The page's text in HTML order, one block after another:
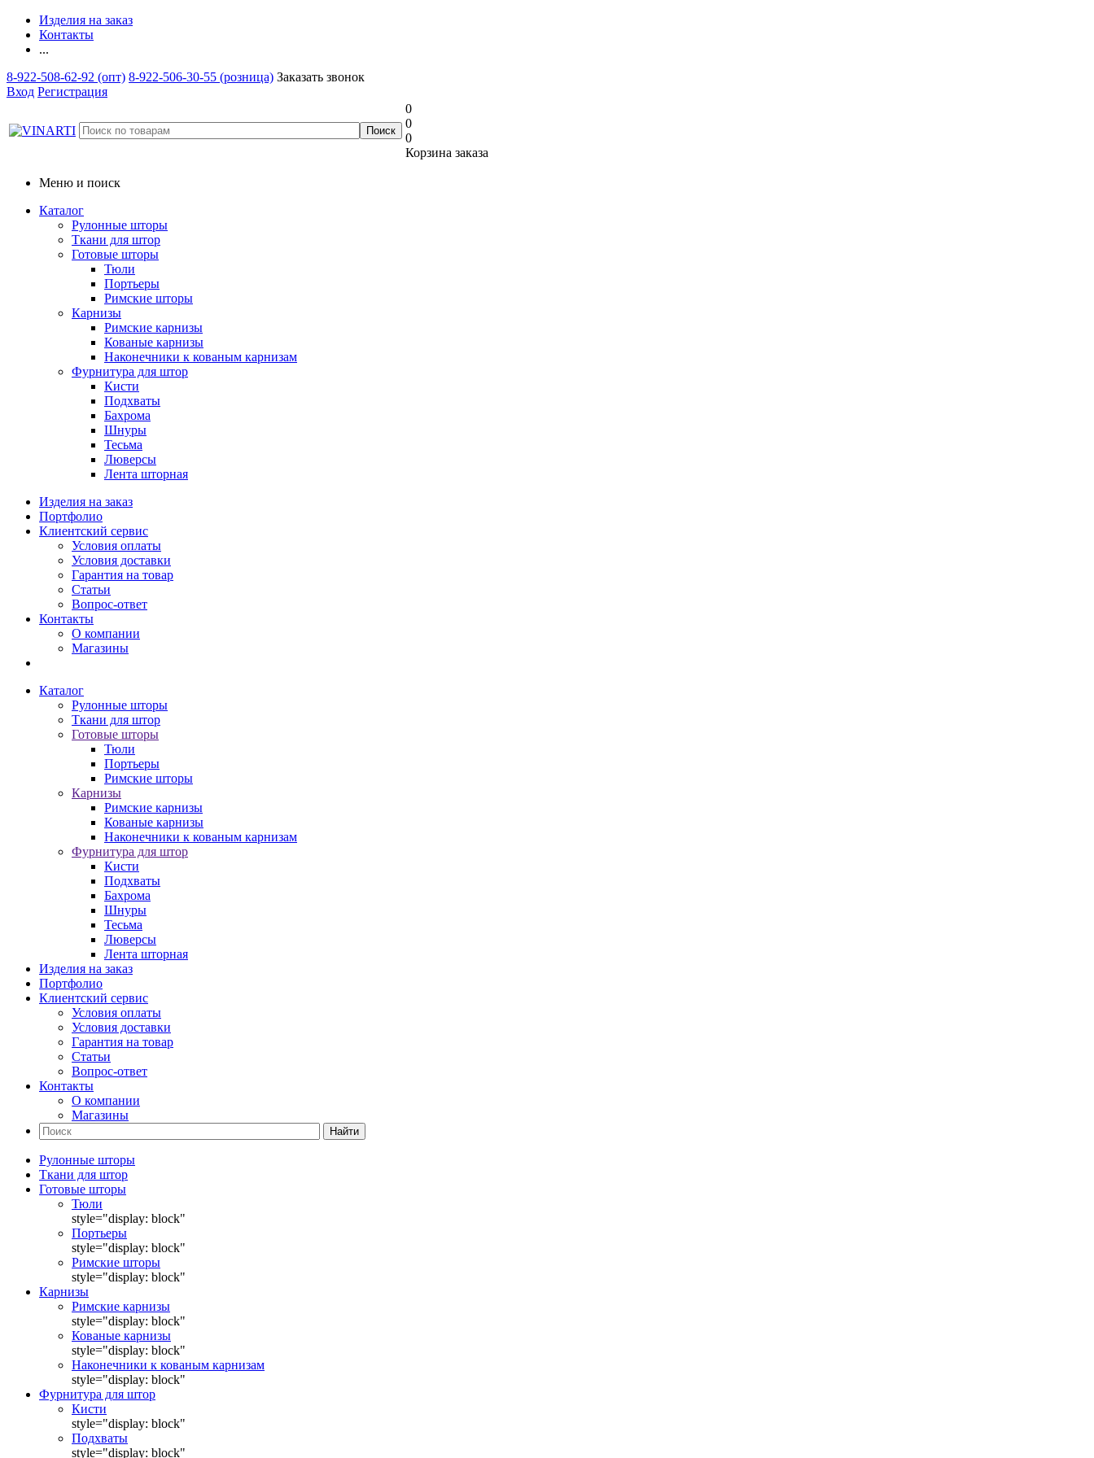
Изделия на заказ
Контакты
...
8-922-508-62-92 (опт) 8-922-506-30-55 (розница) Заказать звонок
Вход Регистрация
0
0
0
Корзина заказа
Меню и поиск
Каталог
Рулонные шторы
Ткани для штор
Готовые шторы
Тюли
Портьеры
Римские шторы
Карнизы
Римские карнизы
Кованые карнизы
Наконечники к кованым карнизам
Фурнитура для штор
Кисти
Подхваты
Бахрома
Шнуры
Тесьма
Люверсы
Лента шторная
Изделия на заказ
Портфолио
Клиентский сервис
Условия оплаты
Условия доставки
Гарантия на товар
Статьи
Вопрос-ответ
Контакты
О компании
Магазины
Каталог
Рулонные шторы
Ткани для штор
Готовые шторы
Тюли
Портьеры
Римские шторы
Карнизы
Римские карнизы
Кованые карнизы
Наконечники к кованым карнизам
Фурнитура для штор
Кисти
Подхваты
Бахрома
Шнуры
Тесьма
Люверсы
Лента шторная
Изделия на заказ
Портфолио
Клиентский сервис
Условия оплаты
Условия доставки
Гарантия на товар
Статьи
Вопрос-ответ
Контакты
О компании
Магазины
Найти
Рулонные шторы
Ткани для штор
Готовые шторы
Тюли
style="display: block"
Портьеры
style="display: block"
Римские шторы
style="display: block"
Карнизы
Римские карнизы
style="display: block"
Кованые карнизы
style="display: block"
Наконечники к кованым карнизам
style="display: block"
Фурнитура для штор
Кисти
style="display: block"
Подхваты
style="display: block"